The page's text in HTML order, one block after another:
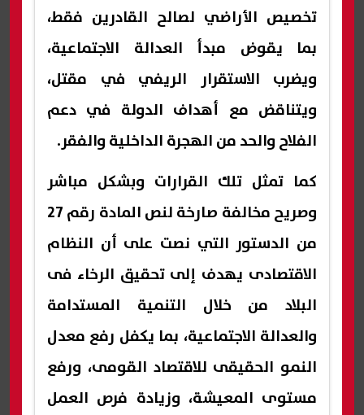
تخصيص الأراضي لصالح القادرين فقط،
بما يقوض مبدأ العدالة الاجتماعية،
ويضرب الاستقرار الريفي في مقتل،
ويتناقض مع أهداف الدولة في دعم
الفلاح والحد من الهجرة الداخلية والفقر.
كما تمثل تلك القرارات وبشكل مباشر
وصريح مخالفة صارخة لنص المادة رقم 27
من الدستور التي نصت على أن النظام
الاقتصادى يهدف إلى تحقيق الرخاء فى
البلاد من خلال التنمية المستدامة
والعدالة الاجتماعية، بما يكفل رفع معدل
النمو الحقيقى للاقتصاد القومى، ورفع
مستوى المعيشة، وزيادة فرص العمل